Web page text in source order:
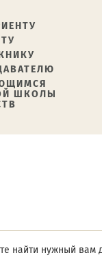
ШКОЛЫ
нужный вам